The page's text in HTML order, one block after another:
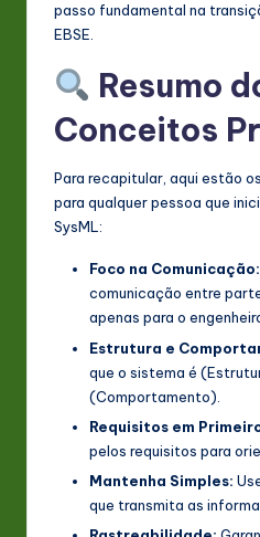
passo fundamental na
EBSE.
Resumo
Conceitos
Para recapitular, aqui estão
para qualquer pessoa que
SysML:
Foco na Comunicação:
comunicação entre
apenas para o
Estrutura e
que o sistema é
(Comportamento).
Requisitos em
pelos requisitos para
Mantenha Simples:
que transmita as